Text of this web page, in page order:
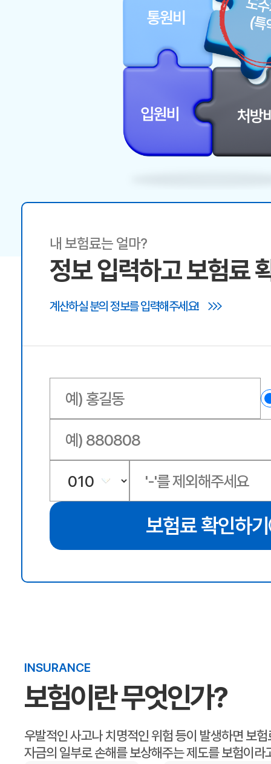
내 보험료는 얼마?
정보 입력하고 보험료
계산하실 분의 정보를 입력해주세요!
보험료 확인하기
INSURANCE
보험이란 무엇인가?
우발적인 사고나 치명적인 위험 등이 발생하면 보
자금의 일부로 손해를 보상해주는 제도를 보험이라